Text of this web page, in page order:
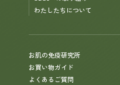
わたしたちについて
お肌の免疫研究所
お買い物ガイド
よくあるご質問